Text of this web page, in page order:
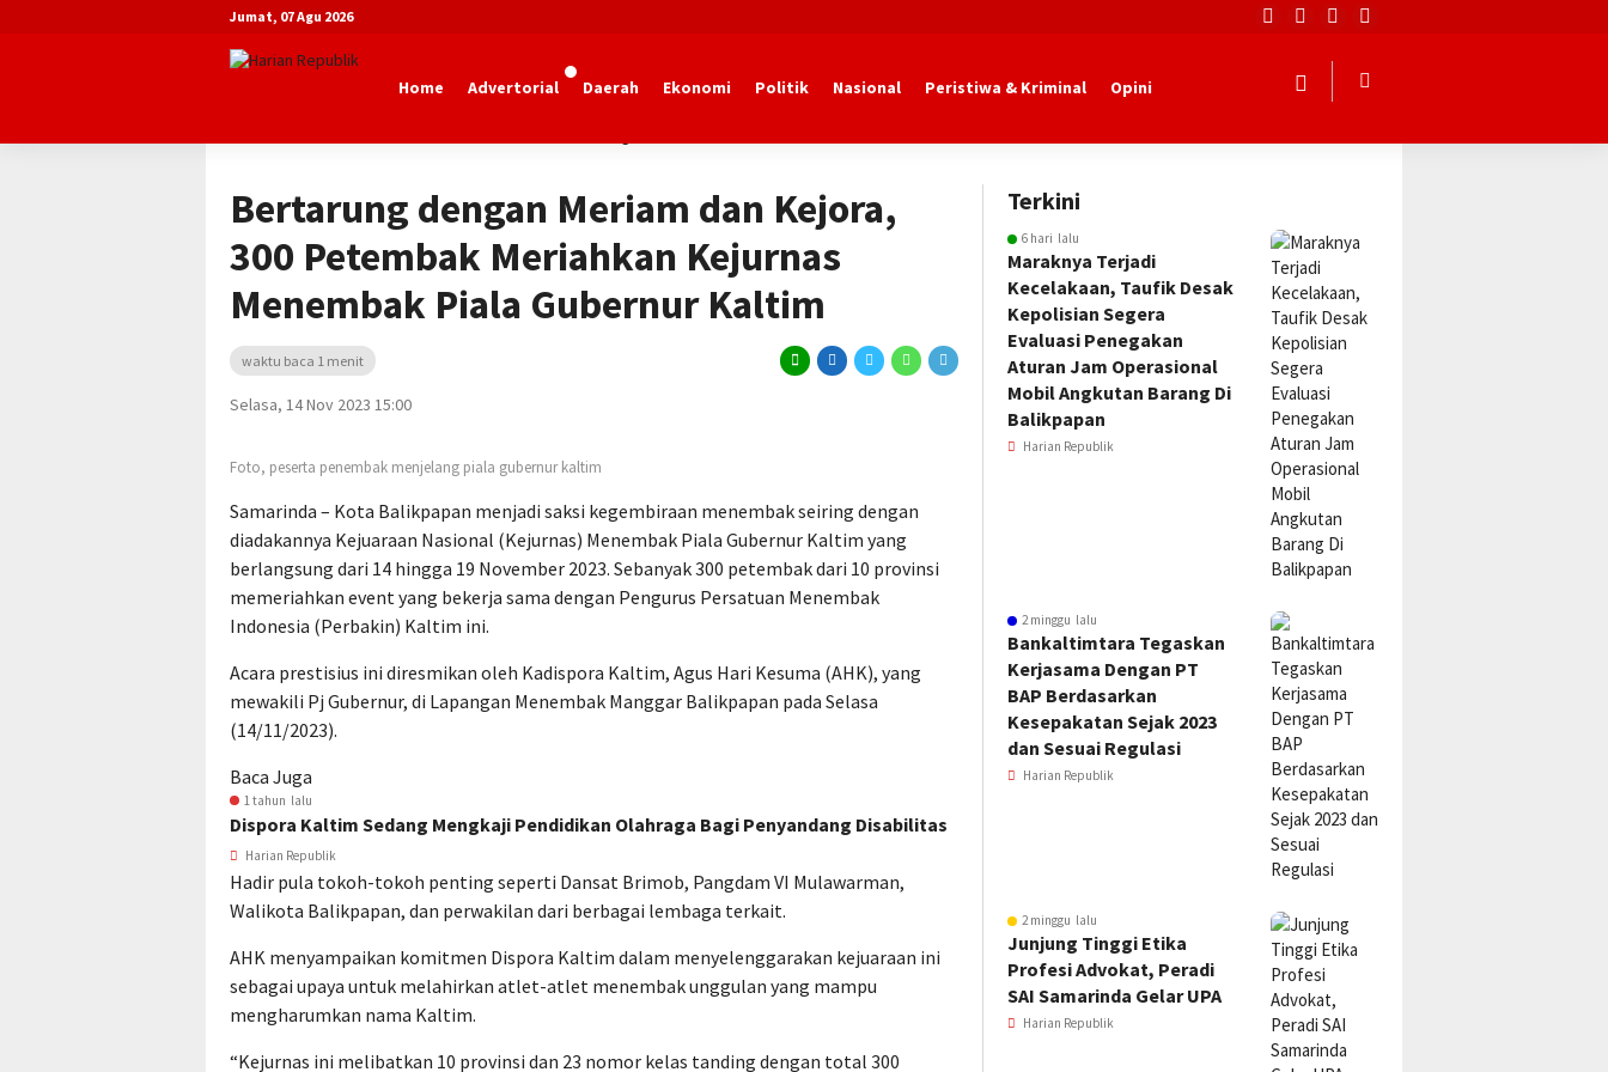
Jumat, 07 Agu 2026
Home Advertorial Daerah Ekonomi Politik Nasional Peristiwa & Kriminal Opini
Bertarung dengan Meriam dan Kejora,
300 Petembak Meriahkan Kejurnas
Menembak Piala Gubernur Kaltim
waktu baca 1 menit
Selasa, 14 Nov 2023 15:00
Foto, peserta penembak menjelang piala gubernur kaltim
Samarinda – Kota Balikpapan menjadi saksi kegembiraan menembak seiring dengan
diadakannya Kejuaraan Nasional (Kejurnas) Menembak Piala Gubernur Kaltim yang
berlangsung dari 14 hingga 19 November 2023. Sebanyak 300 petembak dari 10 provinsi
memeriahkan event yang bekerja sama dengan Pengurus Persatuan Menembak
Indonesia (Perbakin) Kaltim ini.
Acara prestisius ini diresmikan oleh Kadispora Kaltim, Agus Hari Kesuma (AHK), yang
mewakili Pj Gubernur, di Lapangan Menembak Manggar Balikpapan pada Selasa
(14/11/2023).
Baca Juga
1 tahun lalu
Dispora Kaltim Sedang Mengkaji Pendidikan Olahraga Bagi Penyandang Disabilitas
Harian Republik
Hadir pula tokoh-tokoh penting seperti Dansat Brimob, Pangdam VI Mulawarman,
Walikota Balikpapan, dan perwakilan dari berbagai lembaga terkait.
AHK menyampaikan komitmen Dispora Kaltim dalam menyelenggarakan kejuaraan ini
sebagai upaya untuk melahirkan atlet-atlet menembak unggulan yang mampu
mengharumkan nama Kaltim.
“Kejurnas ini melibatkan 10 provinsi dan 23 nomor kelas tanding dengan total 300
Terkini
6 hari lalu
Maraknya Terjadi
Kecelakaan, Taufik Desak
Kepolisian Segera
Evaluasi Penegakan
Aturan Jam Operasional
Mobil Angkutan Barang Di
Balikpapan
Harian Republik
2 minggu lalu
Bankaltimtara Tegaskan
Kerjasama Dengan PT
BAP Berdasarkan
Kesepakatan Sejak 2023
dan Sesuai Regulasi
Harian Republik
2 minggu lalu
Junjung Tinggi Etika
Profesi Advokat, Peradi
SAI Samarinda Gelar UPA
Harian Republik